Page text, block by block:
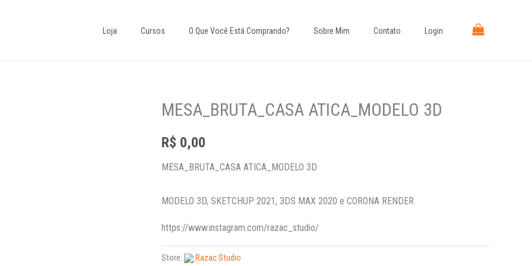
Loja Cursos O Que Você Está Comprando?​ Sobre Mim Contato Login
MESA_BRUTA_CASA ATICA_MODELO 3D
R$ 0,00
MESA_BRUTA_CASA ATICA_MODELO 3D
MODELO 3D, SKETCHUP 2021, 3DS MAX 2020 e CORONA RENDER
https://www.instagram.com/razac_studio/
Store:
Razac Studio